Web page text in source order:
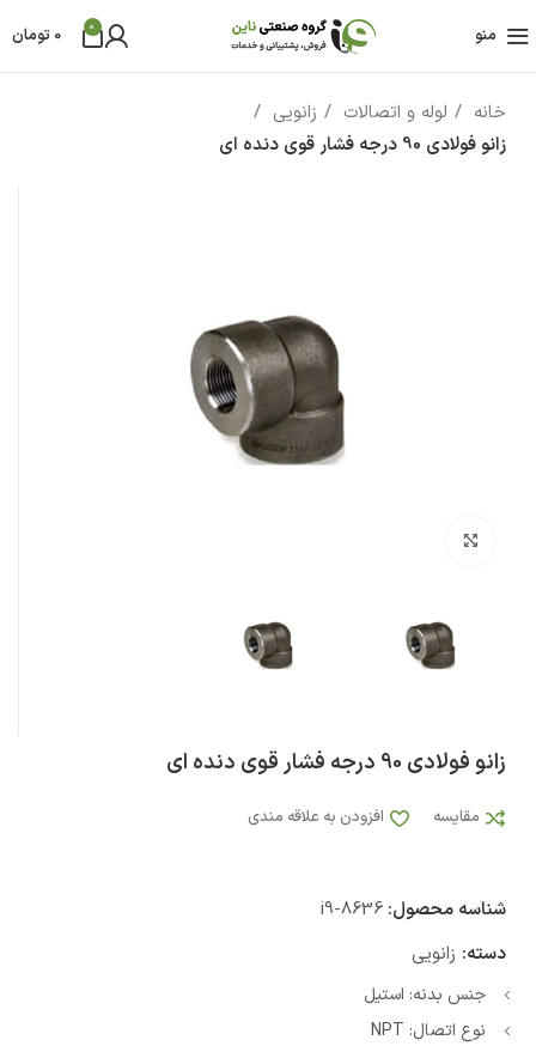
منو 0
0 تومان
خانه لوله و اتصالات
زانویی
‏زانو فولادی 90 درجه فشار قوی دنده ای‏
‏زانو فولادی 90 درجه فشار قوی دنده ای‏
مقایسه افزودن به علاقه مندی
شناسه محصول: i9-8636
دسته: زانویی
جنس بدنه: استیل
نوع اتصال: NPT